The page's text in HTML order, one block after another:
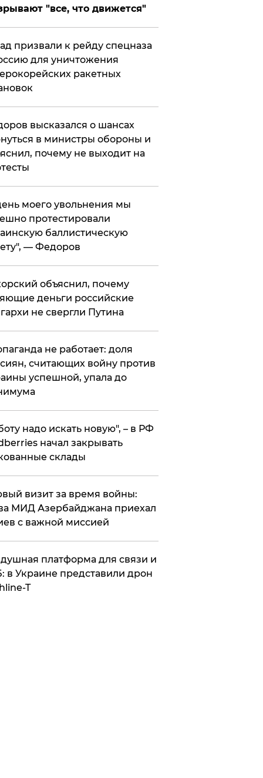
"все, что движется"
призвали к рейду спецназа
для уничтожения
ракетных
высказался о шансах
в министры обороны и
почему не выходит на
моего увольнения мы
протестировали
баллистическую
— Федоров
объяснил, почему
деньги российские
не свергли Путина
не работает: доля
считающих войну против
успешной, упала до
надо искать новую", – в РФ
начал закрывать
склады
визит за время войны:
МИД Азербайджана приехал
с важной миссией
платформа для связи и
в Украине представили дрон
T